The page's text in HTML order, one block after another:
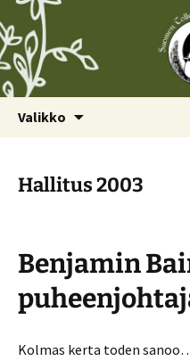
Valikko
Hallitus 2003
Benjamin
Kolmas kerta toden